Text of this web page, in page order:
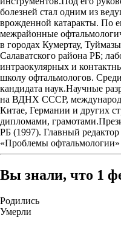
болезней стал одним из
врожденной катаракты. По
межрайонные
в городах Кумертау,
Салаватского района РБ;
интраокулярных и
школу офтальмологов.
кандидата наук.Научные
на ВДНХ СССР,
Китае, Германии и других
дипломами,
РБ (1997). Главный
«Проблемы офтальмологии»
Вы знали, что 1
Родились
Умерли